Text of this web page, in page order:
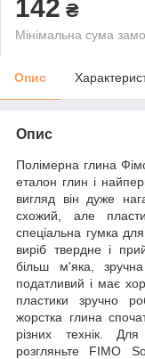
142 ₴
Мінімальна сума
Опис
Опис
Полімерна глина
еталон глин і
вигляд він дуже
схожий, але
спеціальна гумка
виріб твердне і
більш м'яка,
податливий і має
пластики зручно
жорстка глина
різних технік.
розгляньте FIMO